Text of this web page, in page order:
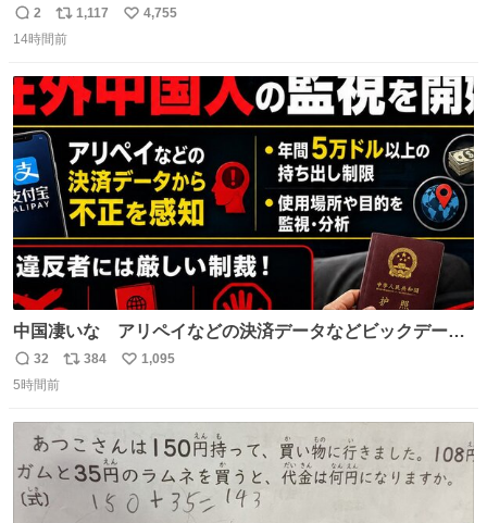
の立ち振る舞い指南コーナーで、大股を「下品」や「はし
たない」という言葉を使わず「勇敢すぎます」と洒落っ気
っていきたい… （昭和4年婦人倶楽部新年号より）
返
信
2
リ
ポ
ト
数
1,117
い
数
4,755
14時間前
中国凄いな アリペイなどの決済データなどビックデータ
で海外にいる中国人の監視をはじめ、多額の資金決済など
があれば帰国命令を出しはじめたらしい。そして、パスポ
返
信
32
リ
ト
384
い
数
1,095
5時間前